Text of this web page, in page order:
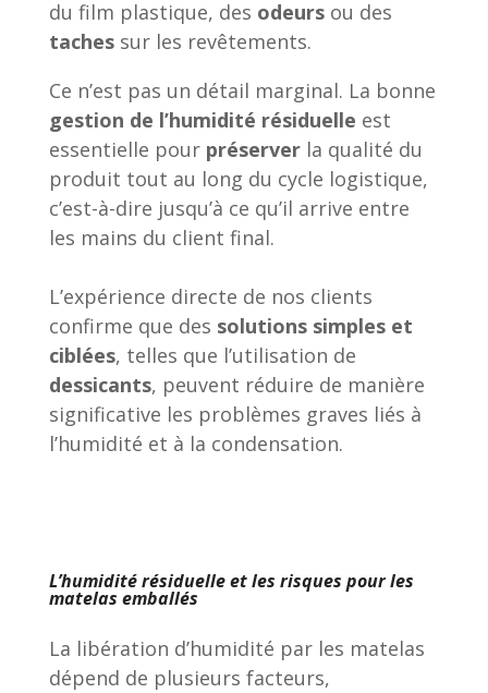
du film plastique, des odeursou des
tachessur les revêtements.
Ce n’est pas un détail marginal. La bonne
gestion de l’humidité résiduelle est
essentielle pour préserverla qualité du
produit tout au long du cycle logistique,
c’est-à-dire jusqu’à ce qu’il arrive entre
les mains du client final.
L’expérience directe de nos clients
confirme que des solutions simples et
ciblées, telles que l’utilisation de
dessicants, peuvent réduire de manière
significative les problèmes graves liés à
l’humidité et à la condensation.
L’humidité résiduelle et les risques pour les
matelas emballés
La libération d’humidité par les matelas
dépend de plusieurs facteurs,